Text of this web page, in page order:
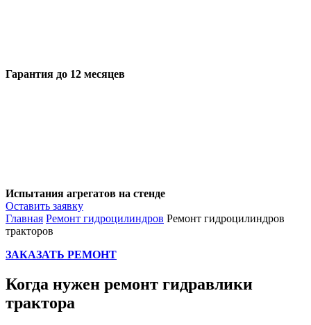
Гарантия до 12 месяцев
Испытания агрегатов на стенде
Оставить заявку
Главная Ремонт гидроцилиндров Ремонт гидроцилиндров
тракторов
ЗАКАЗАТЬ РЕМОНТ
Когда нужен ремонт гидравлики
трактора